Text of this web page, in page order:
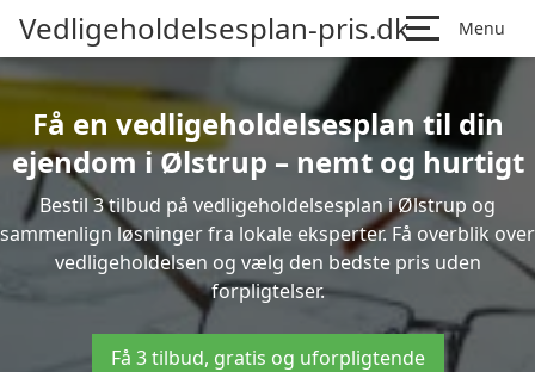
Vedligeholdelsesplan-pris.dk Menu
Få en vedligeholdelsesplan til din
ejendom i Ølstrup – nemt og hurtigt
Bestil 3 tilbud på vedligeholdelsesplan i Ølstrup og
sammenlign løsninger fra lokale eksperter. Få overblik over
vedligeholdelsen og vælg den bedste pris uden
forpligtelser.
Få 3 tilbud, gratis og uforpligtende